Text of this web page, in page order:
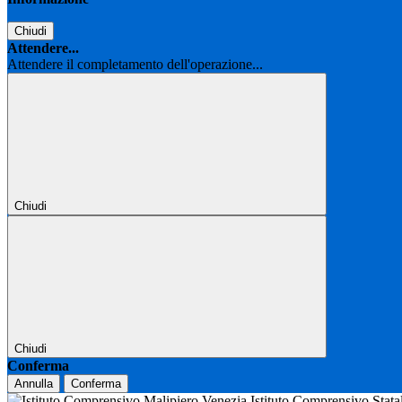
Chiudi
Attendere...
Attendere il completamento dell'operazione...
Chiudi
Chiudi
Conferma
Annulla Conferma